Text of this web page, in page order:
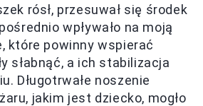
rósł, przesuwał się środek
wpływało na moją
które powinny wspierać
słabnąć, a ich stabilizacja
Długotrwałe noszenie
jakim jest dziecko, mogło